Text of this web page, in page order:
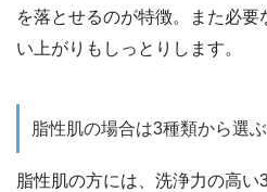
を落とせるのが特徴。また必
い上がりもしっとりします。
脂性肌の場合は3種類から選ぶ
脂性肌の方には、洗浄力の高い3